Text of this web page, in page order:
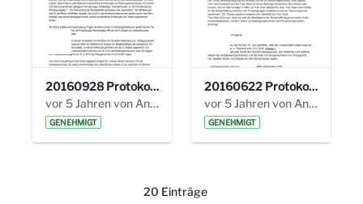
20160928 Protokoll 17. Steuerungskreis.pdf
vor 5 Jahren von Anni Schlumberger
GENEHMIGT
20160622 Protokoll 16. Steuerungskreis.pdf
vor 5 Jahren von Anni Schlumberger
GENEHMIGT
20 Einträge
Pro Seite